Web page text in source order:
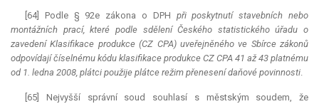
[64] Podle § 92e zákona o DPH při poskytnutí stavebních nebo
montážních prací, které podle sdělení Českého statistického úřadu o
zavedení Klasifikace produkce (CZ CPA) uveřejněného ve Sbírce zákonů
odpovídají číselnému kódu klasifikace produkce CZ CPA 41 až 43 platnému
od 1. ledna 2008, plátci použije plátce režim přenesení daňové povinnosti.
[65] Nejvyšší správní soud souhlasí s městským soudem, že